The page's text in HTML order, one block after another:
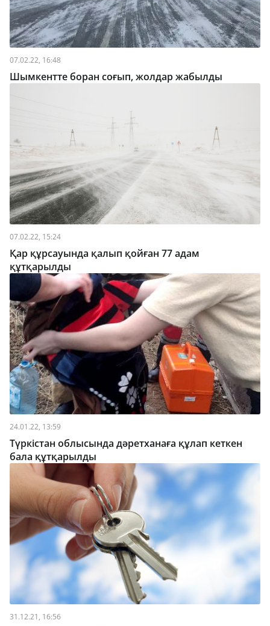
07.02.22, 16:48
Шымкентте боран соғып, жолдар жабылды
07.02.22, 15:24
Қар құрсауында қалып қойған 77 адам
құтқарылды
24.01.22, 13:59
Түркістан облысында дәретханаға құлап кеткен
бала құтқарылды
31.12.21, 16:56